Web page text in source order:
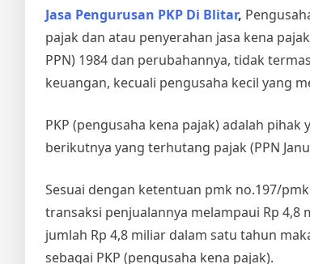
Jasa Pengurusan PKP Di Blitar,
pajak dan atau penyerahan jasa kena
PPN) 1984 dan perubahannya, tidak
keuangan, kecuali pengusaha kecil yang
PKP (pengusaha kena pajak) adalah
berikutnya yang terhutang pajak (PPN
Sesuai dengan ketentuan pmk no.197/
transaksi penjualannya melampaui Rp
jumlah Rp 4,8 miliar dalam satu tahun
sebagai PKP (pengusaha kena pajak).